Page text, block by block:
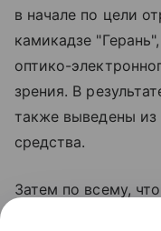
в начале по цели
камикадзе
оптико-
зрения. В
также выведены
средства.
Затем по всему,